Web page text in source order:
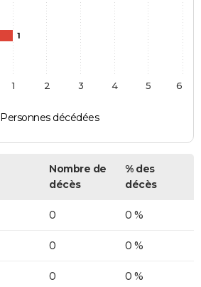
1
Personnes décédées
1 2 3 4 5 6
Nombre de
décès
% des
décès
0 0 %
0 0 %
0 0 %